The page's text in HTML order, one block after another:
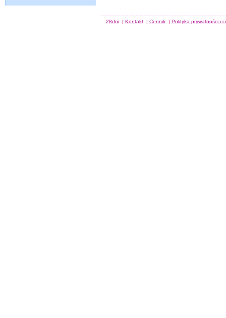
28dni Kontakt Cennik Polityka prywatności i